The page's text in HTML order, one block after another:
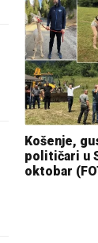
Košenje,
političari u
oktobar